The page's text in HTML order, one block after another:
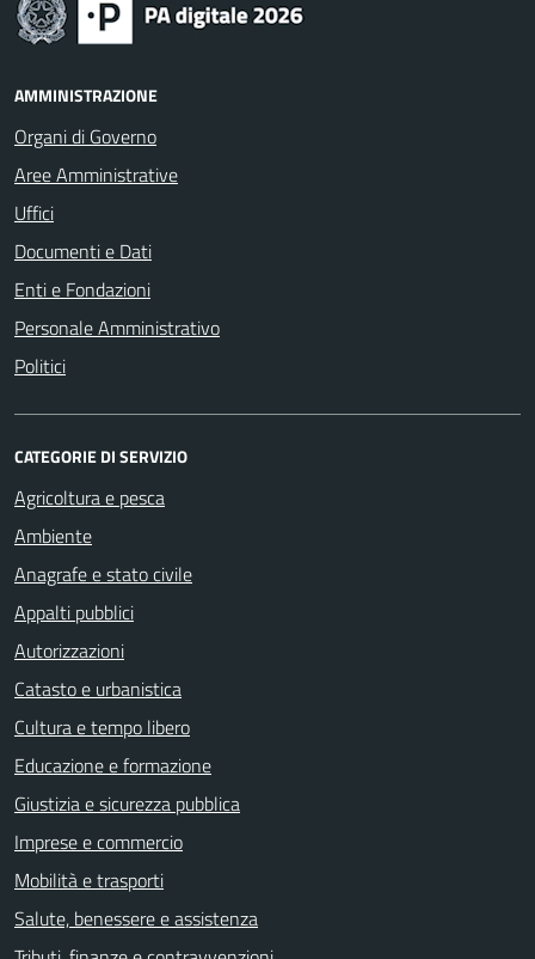
AMMINISTRAZIONE
Organi di Governo
Aree Amministrative
Uffici
Documenti e Dati
Enti e Fondazioni
Personale Amministrativo
Politici
CATEGORIE DI SERVIZIO
Agricoltura e pesca
Ambiente
Anagrafe e stato civile
Appalti pubblici
Autorizzazioni
Catasto e urbanistica
Cultura e tempo libero
Educazione e formazione
Giustizia e sicurezza pubblica
Imprese e commercio
Mobilità e trasporti
Salute, benessere e assistenza